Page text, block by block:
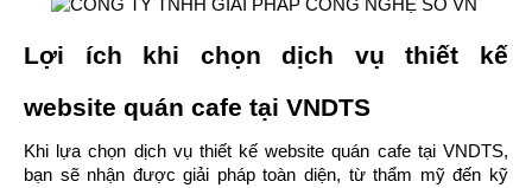
Lợi ích khi chọn dịch vụ thiết kế
website quán cafe tại VNDTS
Khi lựa chọn dịch vụ thiết kế website quán cafe tại VNDTS,
bạn sẽ nhận được giải pháp toàn diện, từ thẩm mỹ đến kỹ